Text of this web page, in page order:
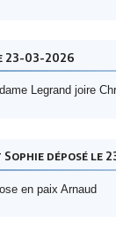
23-03-2026
Legrand joire
déposé le
en paix Arnaud